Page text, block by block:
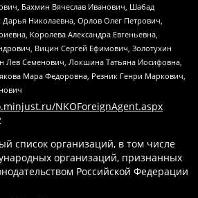
Бахмин Вячеслав Иванович, Шабад
Николаевна, Орлов Олег Петрович,
Королева Александра Евгеньевна,
Вицин Сергей Ефимович, Золотухин
Лев Семенович, Локшина Татьяна Иосифовна,
Мара Федоровна, Резник Генри Маркович,
NKOForeignAgent.aspx
список организаций, в том числе
организаций, признанных
Российской Федерации